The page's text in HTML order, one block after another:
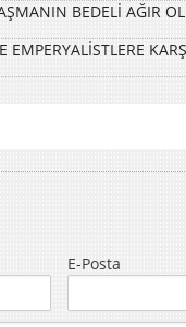
BEDELİ AĞIR
E-Posta